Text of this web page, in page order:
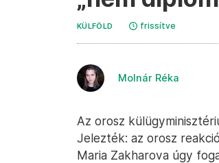
KÜLFÖLD frissítve
Molnár Réka
Az orosz
Jelezték: az orosz
Maria Zakharova úgy